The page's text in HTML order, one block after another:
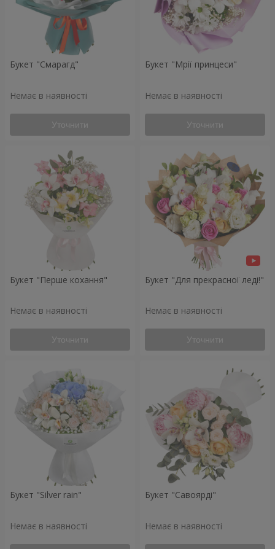
Букет "Смарагд"
Немає в наявності
Уточнити
Букет "Мрії принцеси"
Немає в наявності
Уточнити
Букет "Перше кохання"
Немає в наявності
Уточнити
Букет "Для прекрасної леді!"
Немає в наявності
Уточнити
Букет "Silver rain"
Немає в наявності
Букет "Савоярді"
Немає в наявності